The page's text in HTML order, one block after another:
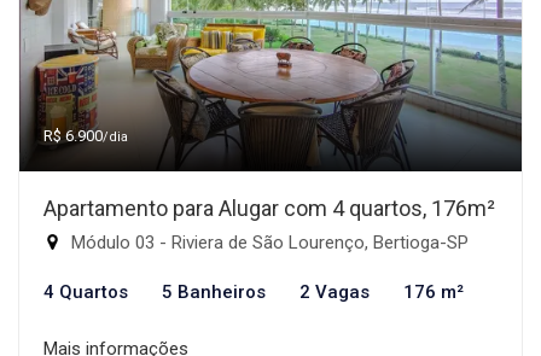
R$ 6.900/dia
Apartamento para Alugar com 4 quartos, 176m²
Módulo 03 - Riviera de São Lourenço, Bertioga-SP
4 Quartos 5 Banheiros 2 Vagas 176 m²
Mais informações